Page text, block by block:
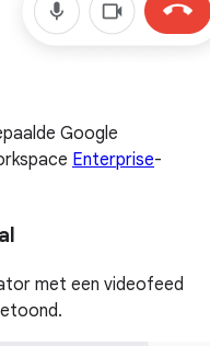
Google
Enterprise-
met een videofeed